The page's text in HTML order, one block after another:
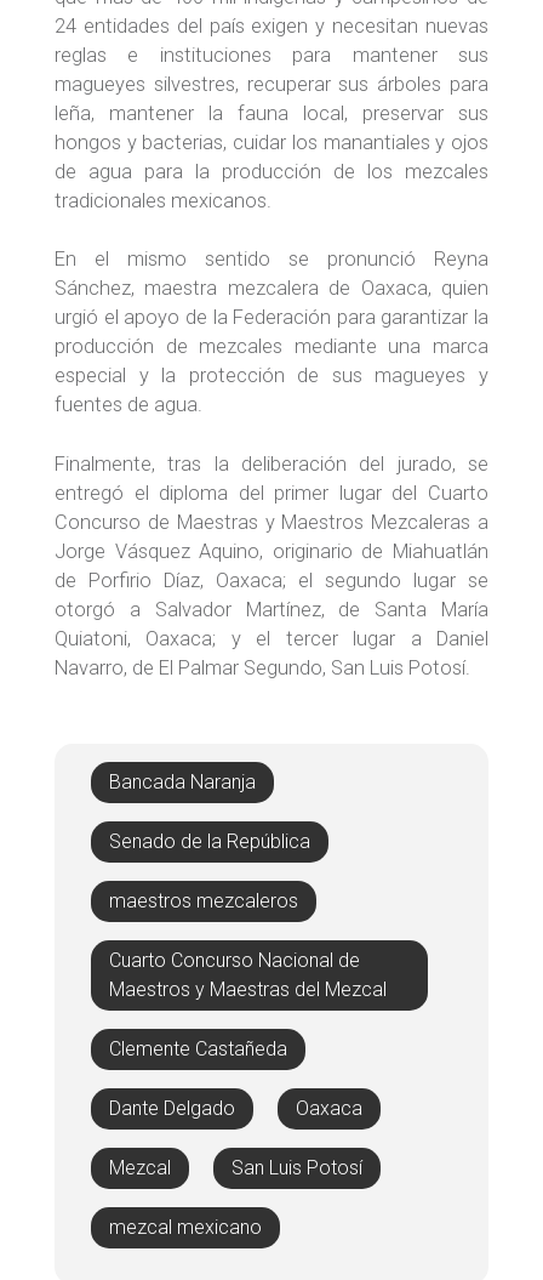
24 entidades del país exigen y necesitan nuevas
reglas e instituciones para mantener sus
magueyes silvestres, recuperar sus árboles para
leña, mantener la fauna local, preservar sus
hongos y bacterias, cuidar los manantiales y ojos
de agua para la producción de los mezcales
tradicionales mexicanos.
En el mismo sentido se pronunció Reyna
Sánchez, maestra mezcalera de Oaxaca, quien
urgió el apoyo de la Federación para garantizar la
producción de mezcales mediante una marca
especial y la protección de sus magueyes y
fuentes de agua.
Finalmente, tras la deliberación del jurado, se
entregó el diploma del primer lugar del Cuarto
Concurso de Maestras y Maestros Mezcaleras a
Jorge Vásquez Aquino, originario de Miahuatlán
de Porfirio Díaz, Oaxaca; el segundo lugar se
otorgó a Salvador Martínez, de Santa María
Quiatoni, Oaxaca; y el tercer lugar a Daniel
Navarro, de El Palmar Segundo, San Luis Potosí.
Bancada Naranja
Senado de la República
maestros mezcaleros
Cuarto Concurso Nacional de
Maestros y Maestras del Mezcal
Clemente Castañeda
Dante Delgado Oaxaca
Mezcal San Luis Potosí
mezcal mexicano